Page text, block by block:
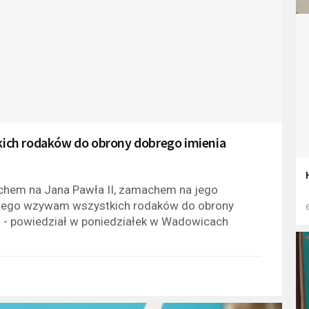
rodaków do obrony dobrego imienia
na Jana Pawła II, zamachem na jego
wzywam wszystkich rodaków do obrony
w poniedziałek w Wadowicach